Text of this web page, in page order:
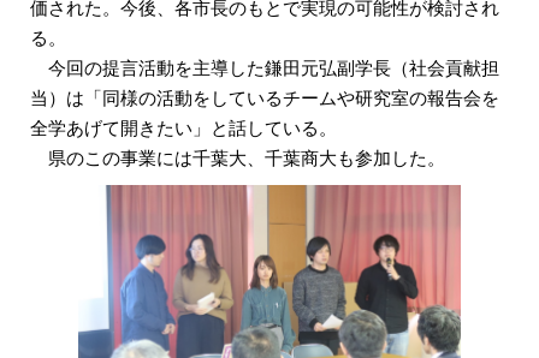
価された。今後、各市長のもとで実現の可能性が検討され
る。
今回の提言活動を主導した鎌田元弘副学長（社会貢献担
当）は「同様の活動をしているチームや研究室の報告会を
全学あげて開きたい」と話している。
県のこの事業には千葉大、千葉商大も参加した。